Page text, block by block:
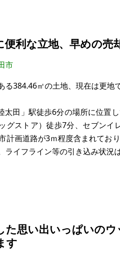
円
び公簿売買でのお取引きとなり
あるいは取引条件等により、
しても、購入後の維持費（税
に際しては十分ご留意の上、ご
便利な立地、早めの売
市
る384.46㎡の土地、現在は更地で
太田」駅徒歩6分の場所に位置
グストア）徒歩7分、セブン
計画道路が3ｍ程度含まれてお
ライフライン等の引き込み状況
地のみ
太田市山下町
た思い出いっぱいの
す